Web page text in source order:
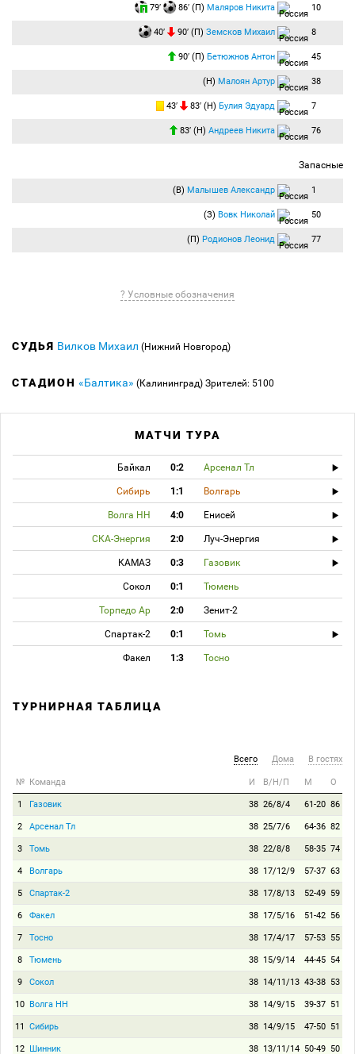
79′ 86′ (П) Маляров Никита 10
40′ 90′ (П) Земсков Михаил 8
90′ (П) Бетюжнов Антон 45
(Н) Малоян Артур 38
43′ 83′ (Н) Булия Эдуард 7
83′ (Н) Андреев Никита 76
Запасные
(В) Малышев Александр 1
(З) Вовк Николай 50
(П) Родионов Леонид 77
? Условные обозначения
СУДЬЯ Вилков Михаил (Нижний Новгород)
СТАДИОН «Балтика» (Калининград) Зрителей: 5100
МАТЧИ ТУРА
Байкал 0:2 Арсенал Тл
Сибирь 1:1 Волгарь
Волга НН 4:0 Енисей
СКА-Энергия 2:0 Луч-Энергия
КАМАЗ 0:3 Газовик
Сокол 0:1 Тюмень
Торпедо Ар 2:0 Зенит-2
Спартак-2 0:1 Томь
Факел 1:3 Тосно
ТУРНИРНАЯ ТАБЛИЦА
Всего Дома В гостях
№ Команда И В/Н/П М О
1 Газовик 38 26/8/4 61-20 86
2 Арсенал Тл 38 25/7/6 64-36 82
3 Томь 38 22/8/8 58-35 74
4 Волгарь 38 17/12/9 57-37 63
5 Спартак-2 38 17/8/13 52-49 59
6 Факел 38 17/5/16 51-42 56
7 Тосно 38 17/4/17 57-53 55
8 Тюмень 38 15/9/14 44-45 54
9 Сокол 38 14/11/13 43-38 53
10 Волга НН 38 14/9/15 39-37 51
11 Сибирь 38 14/9/15 47-50 51
12 Шинник 38 13/11/14 50-49 50